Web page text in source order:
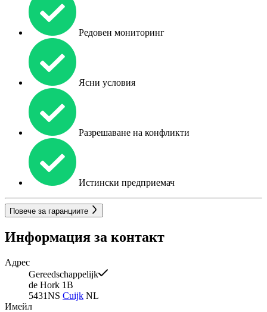
Редовен мониторинг
Ясни условия
Разрешаване на конфликти
Истински предприемач
Повече за гаранциите
Информация за контакт
Адрес
Gereedschappelijk
de Hork 1B
5431NS Cuijk NL
Имейл